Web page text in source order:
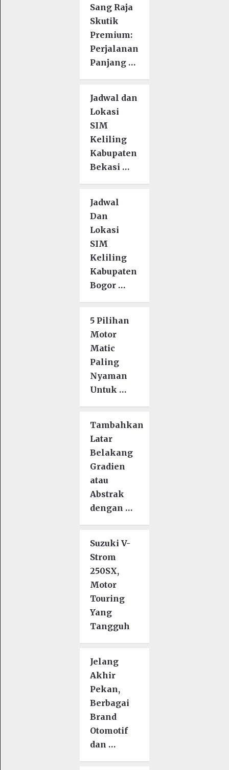
Sang Raja
Skutik
Premium:
Perjalanan
Panjang …
Jadwal dan
Lokasi
SIM
Keliling
Kabupaten
Bekasi …
Jadwal
Dan
Lokasi
SIM
Keliling
Kabupaten
Bogor …
5 Pilihan
Motor
Matic
Paling
Nyaman
Untuk …
Tambahkan
Latar
Belakang
Gradien
atau
Abstrak
dengan …
Suzuki V-
Strom
250SX,
Motor
Touring
Yang
Tangguh
Jelang
Akhir
Pekan,
Berbagai
Brand
Otomotif
dan …